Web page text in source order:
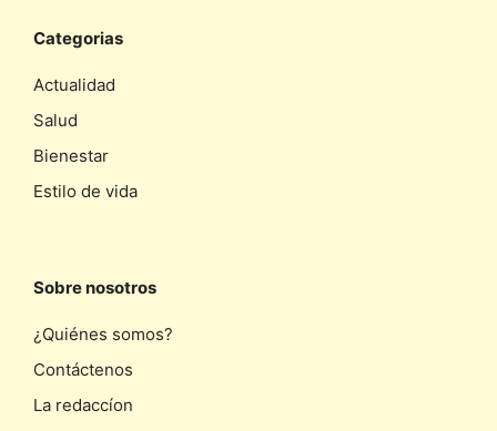
Categorias
Actualidad
Salud
Bienestar
Estilo de vida
Sobre nosotros
¿Quiénes somos?
Contáctenos
La redaccíon